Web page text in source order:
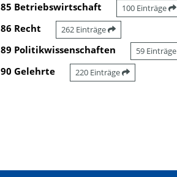
85 Betriebswirtschaft 100 Einträge
86 Recht 262 Einträge
89 Politikwissenschaften 59 Einträge
90 Gelehrte 220 Einträge